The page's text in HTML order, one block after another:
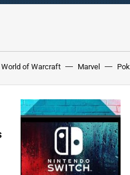
World of Warcraft Marvel